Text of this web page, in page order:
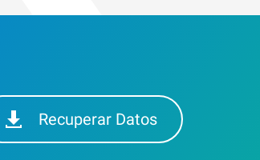
Recuperar Datos